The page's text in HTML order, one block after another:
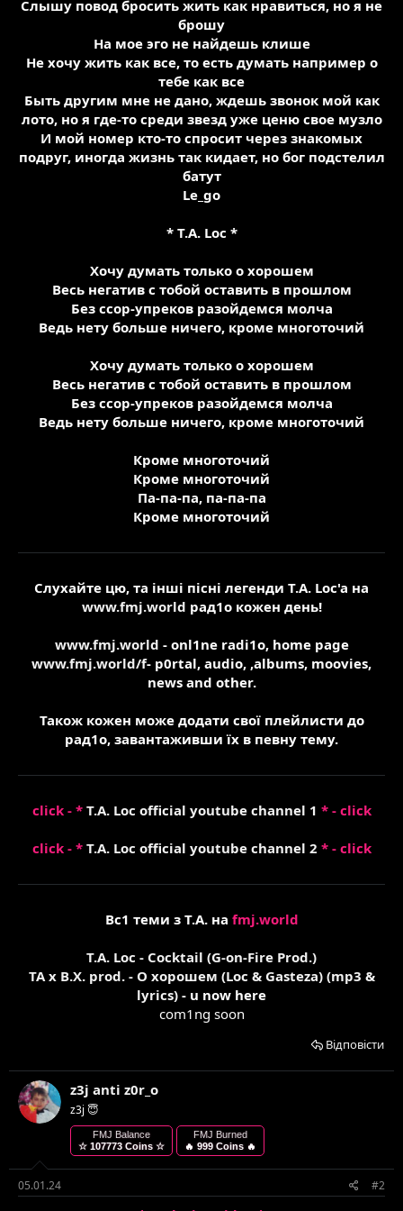
Слышу повод бросить жить как нравиться, но я не
брошу
На мое эго не найдешь клише
Не хочу жить как все, то есть думать например о
тебе как все
Быть другим мне не дано, ждешь звонок мой как
лото, но я где-то среди звезд уже ценю свое музло
И мой номер кто-то спросит через знакомых
подруг, иногда жизнь так кидает, но бог подстелил
батут
Le_go
* T.A. Loc *
Хочу думать только о хорошем
Весь негатив с тобой оставить в прошлом
Без ссор-упреков разойдемся молча
Ведь нету больше ничего, кроме многоточий
Хочу думать только о хорошем
Весь негатив с тобой оставить в прошлом
Без ссор-упреков разойдемся молча
Ведь нету больше ничего, кроме многоточий
Кроме многоточий
Кроме многоточий
Па-па-па, па-па-па
Кроме многоточий
Слухайте цю, та інші пісні легенди T.A. Loc'a на
www.fmj.world рад1о кожен день!
www.fmj.world - onl1ne radi1o, home page
www.fmj.world/f- p0rtal, audio, ,albums, moovies,
news and other.
Також кожен може додати свої плейлисти до
рад1о, завантаживши їх в певну тему.
click - *T.A. Loc official youtube channel 1 * - click
click - *T.A. Loc official youtube channel 2 * - click
Вс1 теми з T.A. на fmj.world
T.A. Loc - Cocktail (G-on-Fire Prod.)
TA x B.X. prod. - О хорошем (Loc & Gasteza) (mp3 &
lyrics) - u now here
com1ng soon​
Відповісти
z3j anti z0r_o
z3j 😇
FMJ Balance
☆ 107773 Coins ☆
FMJ Burned
🔥 999 Coins 🔥
05.01.24 #2